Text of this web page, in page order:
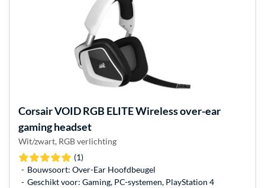
CorsairVOID RGB ELITE Wireless over-ear
gaming headset
Wit/zwart, RGB verlichting
(1)
Bouwsoort: Over-Ear Hoofdbeugel
Geschikt voor: Gaming, PC-systemen, PlayStation 4